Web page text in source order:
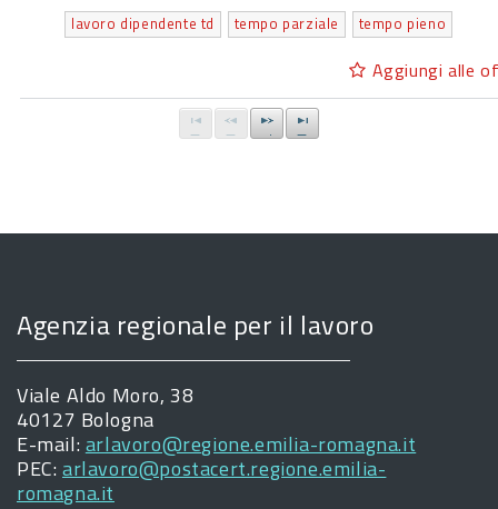
lavoro dipendente td tempo parziale tempo pieno
Aggiungi alle
Agenzia regionale per il lavoro
Viale Aldo Moro, 38
40127 Bologna
E-mail: arlavoro@regione.emilia-romagna.it
PEC: arlavoro@postacert.regione.emilia-
romagna.it